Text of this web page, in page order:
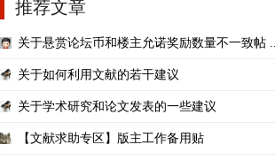
推荐文章
关于悬赏论坛币和楼主允诺奖励数量不一致帖 ...
关于如何利用文献的若干建议
关于学术研究和论文发表的一些建议
【文献求助专区】版主工作备用贴